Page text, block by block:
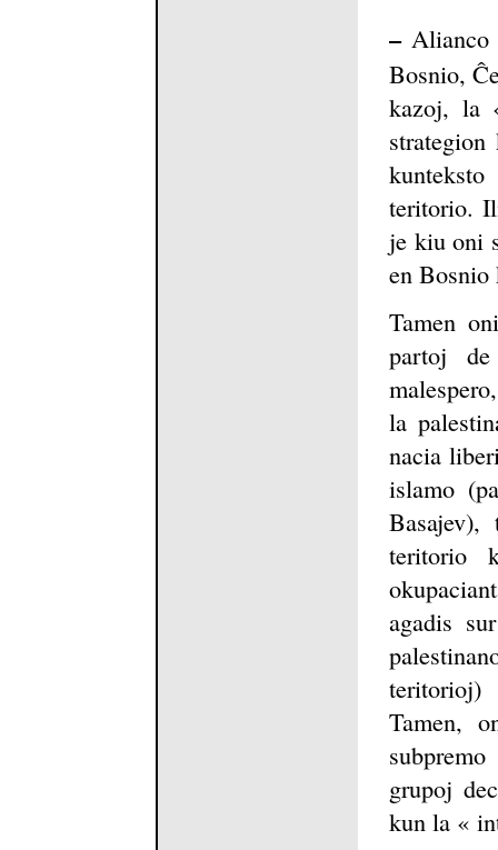
–Alianco
Bosnio,
kazoj, la
teritorio.
je kiu oni
en Bosnio
Tamen
partoj
la
nacia
islamo
teritorio
agadis
teritorioj)
Tamen,
grupoj
kun la «